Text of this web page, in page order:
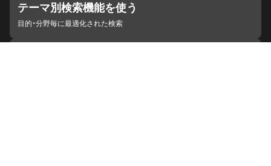
テーマ別検索機能を使う
目的・分野毎に最適化された検索